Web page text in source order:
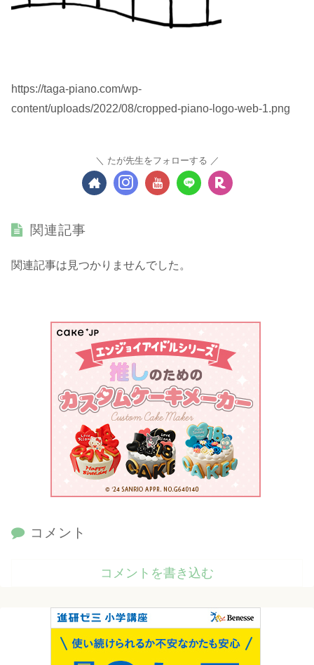
https://taga-piano.com/wp-
content/uploads/2022/08/cropped-piano-logo-web-1.png
たが先生をフォローする
関連記事
関連記事は見つかりませんでした。
コメント
コメントを書き込む